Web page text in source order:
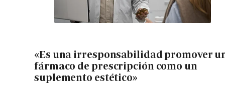
«Es una irresponsabilidad promover
fármaco de prescripción como un
suplemento estético»